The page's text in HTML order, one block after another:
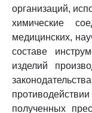
организаций,
химические
медицинских,
составе
изделий
полученных